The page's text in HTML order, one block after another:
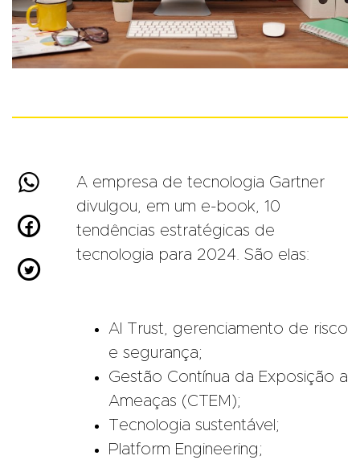



A empresa de tecnologia Gartner
divulgou, em um e-book, 10
tendências estratégicas de
tecnologia para 2024. São elas:
AI Trust, gerenciamento de risco
e segurança;
Gestão Contínua da Exposição a
Ameaças (CTEM);
Tecnologia sustentável;
Platform Engineering;